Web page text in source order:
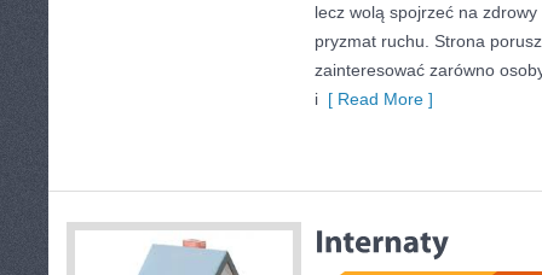
lecz wolą spojrzeć na
pryzmat ruchu. Strona
zainteresować zarówno
i [ Read More ]